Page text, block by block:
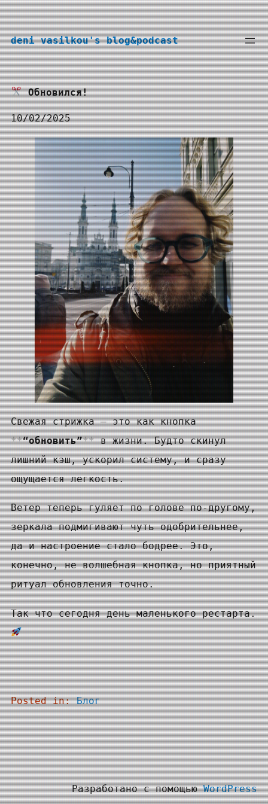
Перейти
к
содержимому
deni vasilkou's blog&podcast
Обновился!
10/02/2025
Свежая стрижка – это как кнопка
“обновить”
в жизни. Будто скинул
лишний кэш, ускорил систему, и сразу
ощущается легкость.
Ветер теперь гуляет по голове по-другому,
зеркала подмигивают чуть одобрительнее,
да и настроение стало бодрее. Это,
конечно, не волшебная кнопка, но приятный
ритуал обновления точно.
Так что сегодня день маленького рестарта.
Posted in:Блог
Разработано с помощьюWordPress